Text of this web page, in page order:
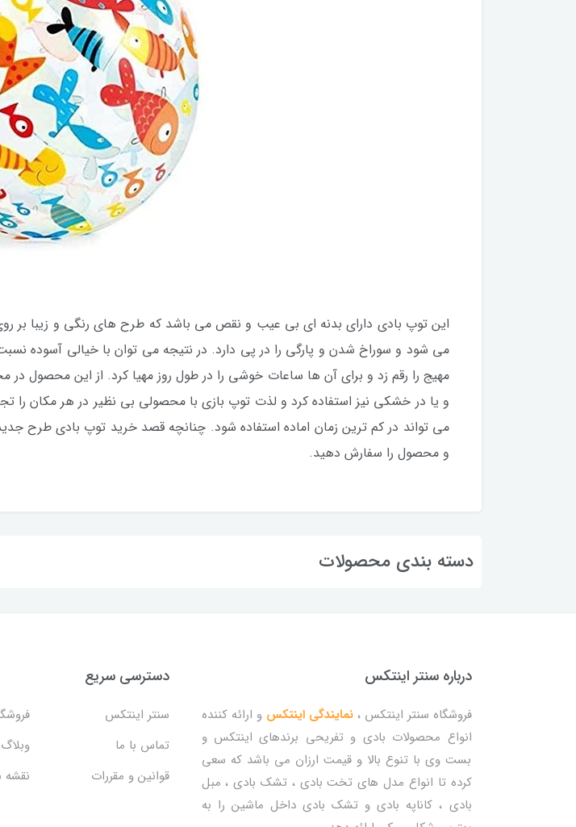
این توپ بادی دارای بدنه ای بی عیب و نقص می باشد که طرح های رنگی و زیبا بر
می شود و سوراخ شدن و پارگی را در پی دارد. در نتیجه می توان با خیالی آسوده
مهیج را رقم زد و برای آن ها ساعات خوشی را در طول روز مهیا کرد. از این محصول
و یا در خشکی نیز استفاده کرد و لذت توپ بازی با محصولی بی نظیر در هر مکان را
می تواند در کم ترین زمان اماده استفاده شود. چنانچه قصد خرید توپ بادی طرح
و محصول را سفارش دهید.
دسته بندی محصولات
درباره سنتر اینتکس
فروشگاه سنتر اینتکس ،نمایندگی اینتکس و ارائه کننده
انواع محصولات بادی و تفریحی برندهای اینتکس و
بست وی با تنوع بالا و قیمت ارزان می باشد که سعی
کرده تا انواع مدل های تخت بادی ، تشک بادی ، مبل
بادی ، کاناپه بادی و تشک بادی داخل ماشین را به
دسترسی سریع
سنتر اینتکس
تماس با ما
وبلاگ
قوانین و مقررات